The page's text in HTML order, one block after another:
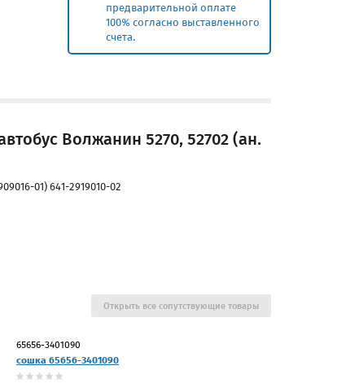
предварительной оплате
100% согласно выставленного
счета.
Волжанин 5270, 52702 (ан.
01) 641-2919010-02
65656-3401090
сошка 65656-3401090
Открыть все сопутствующие товары